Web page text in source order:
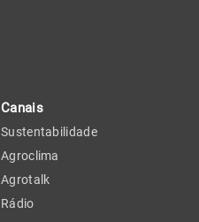
Canais
Sustentabilidade
Agroclima
Agrotalk
Rádio